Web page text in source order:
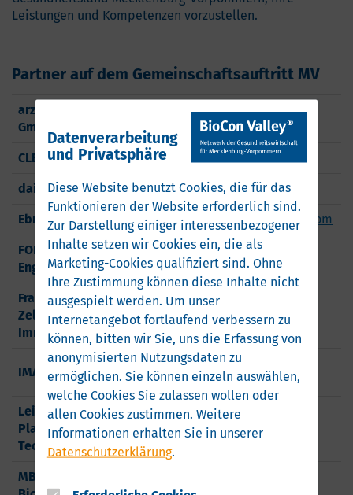
Leistungen und Kompetenzen vorzustellen.
Partner auf dem Gemeinschaftsauftritt MV
arztkonsultation ak
GmbH
www.arztkonsultation.de
CLEARUM GmbH www.clearum.de
daisygrip GmbH www.daisygrip.de
Ebnet Medical GmbH www.de.ebnetmedical.com
FOBA Laser Marking +
Engraving ALLTEC GmbH
www.fobalaser.com
Fraunhofer-Institut für
Zelltherapie und
Immunologie IZI
www.izi.fraunhofer.de
IMACO GmbH
www.imaco-
medizintechnik.de
Leibniz-Institut für
Plasmaforschung und
Technologie e.V.
www.inp-greifswald.de
MBP Medical
Datenverarbeitung
und Privatsphäre
Diese Website benutzt Cookies, die für das
Funktionieren der Website erforderlich sind.
Zur Darstellung einiger interessenbezogener
Inhalte setzen wir Cookies ein, die als
Marketing-Cookies qualifiziert sind. Ohne
Ihre Zustimmung können diese Inhalte nicht
ausgespielt werden. Um unser
Internetangebot fortlaufend verbessern zu
können, bitten wir Sie, uns die Erfassung von
anonymisierten Nutzungsdaten zu
ermöglichen. Sie können einzeln auswählen,
welche Cookies Sie zulassen wollen oder
allen Cookies zustimmen. Weitere
Informationen erhalten Sie in unserer
Datenschutzerklärung.